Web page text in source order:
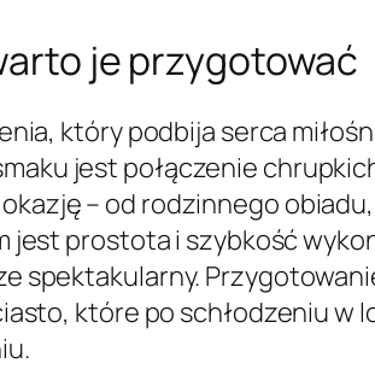
je przygotować
który podbija serca
jest połączenie
– od rodzinnego
prostota i szybkość
spektakularny.
które po schłodzeniu w